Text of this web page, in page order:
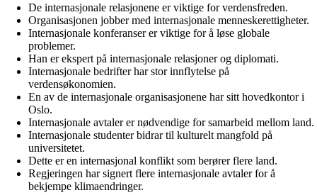
De internasjonale relasjonene er viktige for verdensfreden.
Organisasjonen jobber med internasjonale menneskerettigheter.
Internasjonale konferanser er viktige for å løse globale
problemer.
Han er ekspert på internasjonale relasjoner og diplomati.
Internasjonale bedrifter har stor innflytelse på
verdensøkonomien.
En av de internasjonale organisasjonene har sitt hovedkontor i
Oslo.
Internasjonale avtaler er nødvendige for samarbeid mellom land.
Internasjonale studenter bidrar til kulturelt mangfold på
universitetet.
Dette er en internasjonal konflikt som berører flere land.
Regjeringen har signert flere internasjonale avtaler for å
bekjempe klimaendringer.